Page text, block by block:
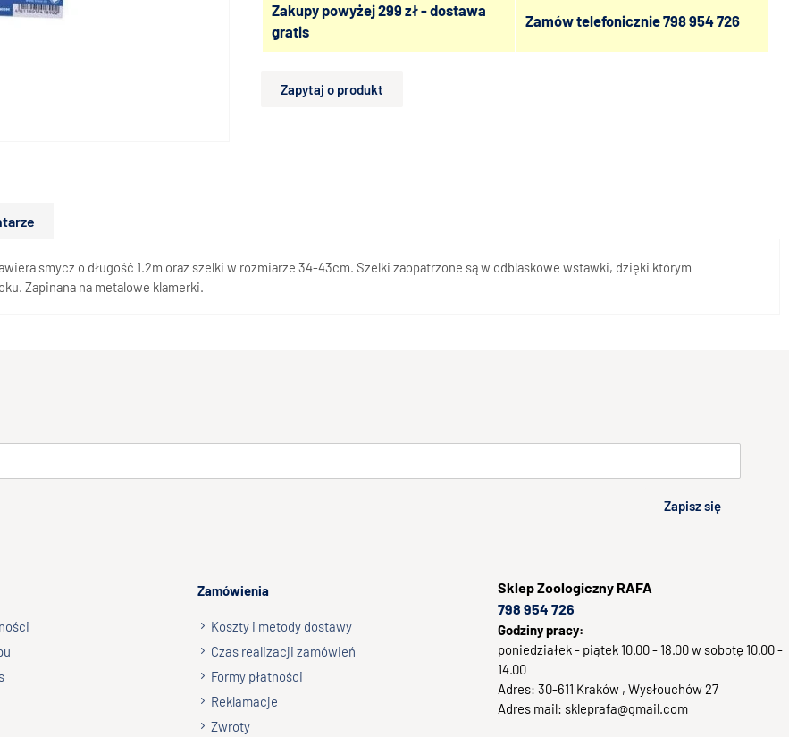
Zakupy powyżej 299 zł - dostawa
gratis
Zamów telefonicznie798 954 726
Zapytaj o produkt
smycz o długość 1.2m oraz szelki w rozmiarze 34-43cm. Szelki zaopatrzone są w odblaskowe wstawki, dzięki którym
Zapinana na metalowe klamerki.
Zapisz się
Zamówienia
Koszty i metody dostawy
Czas realizacji zamówień
Formy płatności
Reklamacje
Zwroty
SklepZoologiczny RAFA
798 954 726
Godziny pracy:
poniedziałek - piątek 10.00 - 18.00 w sobotę 10.00 -
14.00
Adres: 30-611 Kraków , Wysłouchów 27
Adres mail: skleprafa@gmail.com